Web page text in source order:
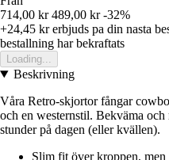
714,00 kr 489,00 kr -32%
+24,45 krerbjuds pa din nasta
bestallning har bekraftats
Loading...
Beskrivning
Våra Retro-skjortor fångar
och en westernstil. Bekväma
stunder på dagen (eller kvällen).
Slim fit över kroppen,